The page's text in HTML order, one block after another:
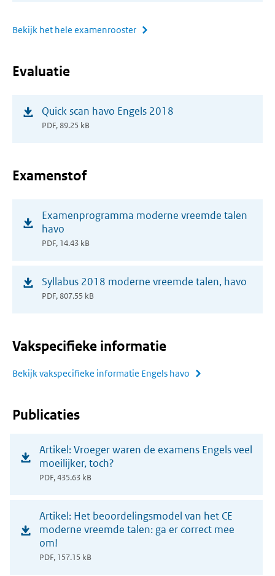
Bekijk het hele examenrooster
Evaluatie
Quick scan havo Engels 2018
PDF, 89.25 kB
Examenstof
Examenprogramma moderne vreemde talen
havo
PDF, 14.43 kB
Syllabus 2018 moderne vreemde talen, havo
PDF, 807.55 kB
Vakspecifieke informatie
Bekijk vakspecifieke informatie Engels havo
Publicaties
Artikel: Vroeger waren de examens Engels veel
moeilijker, toch?
PDF, 435.63 kB
Artikel: Het beoordelingsmodel van het CE
moderne vreemde talen: ga er correct mee
om!
PDF, 157.15 kB
venster)